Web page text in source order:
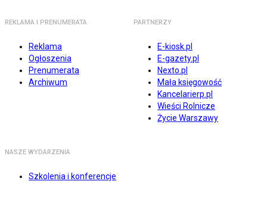
REKLAMA I PRENUMERATA
Reklama
Ogłoszenia
Prenumerata
Archiwum
PARTNERZY
E-kiosk.pl
E-gazety.pl
Nexto.pl
Mała księgowość
Kancelarierp.pl
Wieści Rolnicze
Życie Warszawy
NASZE WYDARZENIA
Szkolenia i konferencje